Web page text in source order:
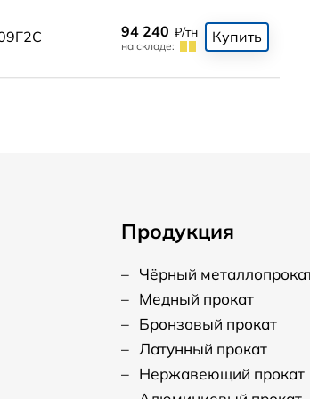
94 240 ₽/тн
на складе:
Купить
Продукция
– Чёрный
– Медный прокат
– Бронзовый прокат
– Латунный прокат
– Нержавеющий прокат